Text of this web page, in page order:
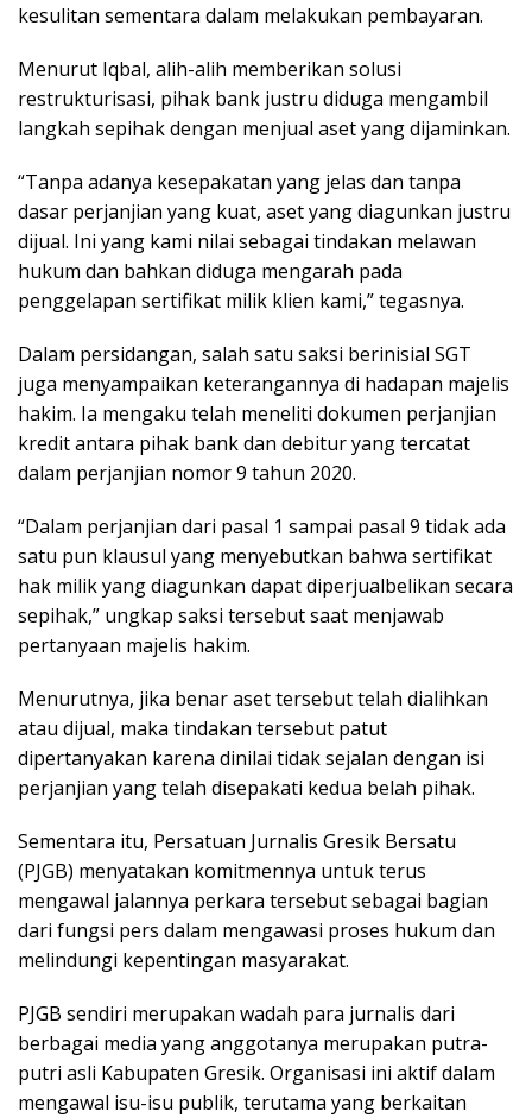
kesulitan sementara dalam melakukan pembayaran.
Menurut Iqbal, alih-alih memberikan solusi
restrukturisasi, pihak bank justru diduga mengambil
langkah sepihak dengan menjual aset yang dijaminkan.
“Tanpa adanya kesepakatan yang jelas dan tanpa
dasar perjanjian yang kuat, aset yang diagunkan justru
dijual. Ini yang kami nilai sebagai tindakan melawan
hukum dan bahkan diduga mengarah pada
penggelapan sertifikat milik klien kami,” tegasnya.
Dalam persidangan, salah satu saksi berinisial SGT
juga menyampaikan keterangannya di hadapan majelis
hakim. Ia mengaku telah meneliti dokumen perjanjian
kredit antara pihak bank dan debitur yang tercatat
dalam perjanjian nomor 9 tahun 2020.
“Dalam perjanjian dari pasal 1 sampai pasal 9 tidak ada
satu pun klausul yang menyebutkan bahwa sertifikat
hak milik yang diagunkan dapat diperjualbelikan secara
sepihak,” ungkap saksi tersebut saat menjawab
pertanyaan majelis hakim.
Menurutnya, jika benar aset tersebut telah dialihkan
atau dijual, maka tindakan tersebut patut
dipertanyakan karena dinilai tidak sejalan dengan isi
perjanjian yang telah disepakati kedua belah pihak.
Sementara itu, Persatuan Jurnalis Gresik Bersatu
(PJGB) menyatakan komitmennya untuk terus
mengawal jalannya perkara tersebut sebagai bagian
dari fungsi pers dalam mengawasi proses hukum dan
melindungi kepentingan masyarakat.
PJGB sendiri merupakan wadah para jurnalis dari
berbagai media yang anggotanya merupakan putra-
putri asli Kabupaten Gresik. Organisasi ini aktif dalam
mengawal isu-isu publik, terutama yang berkaitan